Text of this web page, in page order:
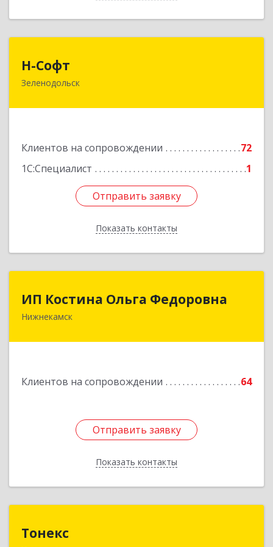
Н-Софт
Зеленодольск
Клиентов на сопровождении
72
1С:Специалист
1
Отправить заявку
Показать контакты
422521, Татарстан Респ (Татарстан),
Подробнее
Отправить заявку
Назад
ИП Костина Ольга Федоровна
Нижнекамск
Клиентов на сопровождении 64
Отправить заявку
Показать контакты
Отправить заявку
Назад
Тонекс